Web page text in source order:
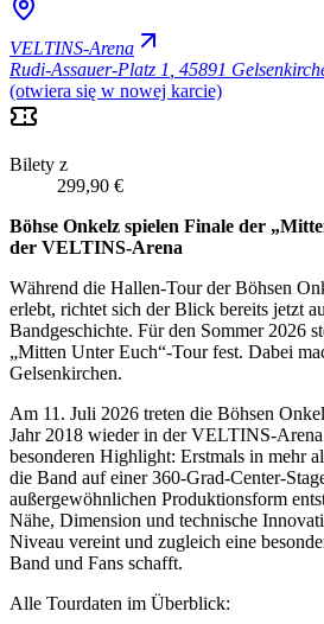
VELTINS-Arena
Rudi-Assauer-Platz 1 45891
(otwiera się w nowej karcie)
Bilety z
299,90 €
Böhse Onkelz spielen Finale der
der VELTINS-Arena
Während die Hallen-Tour der Böhsen
erlebt, richtet sich der Blick bereits jetzt
Bandgeschichte. Für den Sommer 2026
„Mitten Unter Euch“-Tour fest. Dabei
Gelsenkirchen.
Am 11. Juli 2026 treten die Böhsen
Jahr 2018 wieder in der VELTINS-
besonderen Highlight: Erstmals in mehr
die Band auf einer 360-Grad-Center-
außergewöhnlichen Produktionsform
Nähe, Dimension und technische
Niveau vereint und zugleich eine
Band und Fans schafft.
Alle Tourdaten im Überblick: